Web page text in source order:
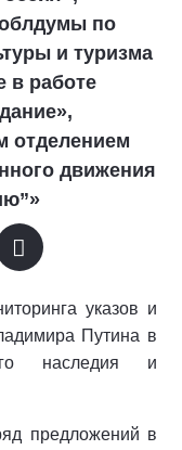
по
и туризма
в работе
отделением
движения
указов и
Путина в
наследия и
предложений в